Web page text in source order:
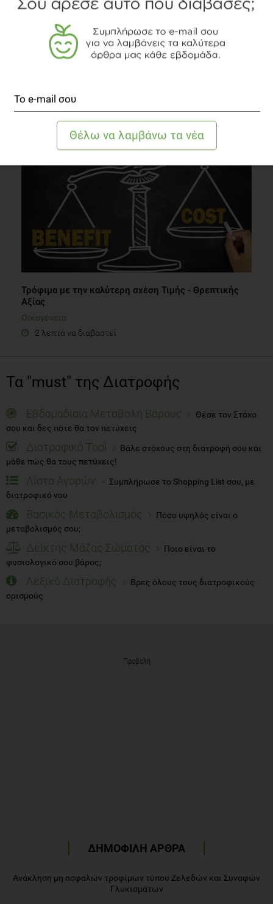
καρδιαγγειακά προβλήματα;
Καρδιαγγειακά
2 λεπτά να διαβαστεί
Τρόφιμα με την καλύτερη σχέση Τιμής - Θρεπτικής
Αξίας
Οικογένεια
2 λεπτά να διαβαστεί
Τα "must" της Διατροφής
Εβδομαδίαια Μεταβολή Βάρους
Θέσε τον Στόχο
σου και δες πότε θα τον πετύχεις
Διατροφικό Tool
Βάλε στόχους στη διατροφή σου και
μάθε πώς θα τους πετύχεις!
Λίστα Αγορών
Συμπλήρωσε το Shopping List σου, με
διατροφικό νου
Βασικός Μεταβολισμός
Πόσο υψηλός είναι ο
μεταβολισμός σου;
Δείκτης Μάζας Σώματος
Ποιο είναι το
φυσιολογικό σου βάρος;
Λεξικό Διατροφής
Βρες όλους τους διατροφικούς
ορισμούς
Προβολή
ΔΗΜΟΦΙΛΗ ΑΡΘΡΑ
Ανάκληση μη ασφαλών τροφίμων τύπου Ζελεδών και Συναφών
Γλυκισμάτων